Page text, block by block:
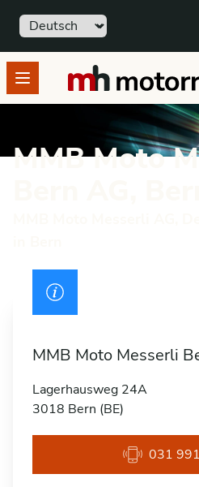
Sprache
Free text search
Open menumotorradhandel.ch
MMB Moto
Drivers licence
MMB Moto Messerli
Lagerhausweg 24A
3018 Bern (BE)
031